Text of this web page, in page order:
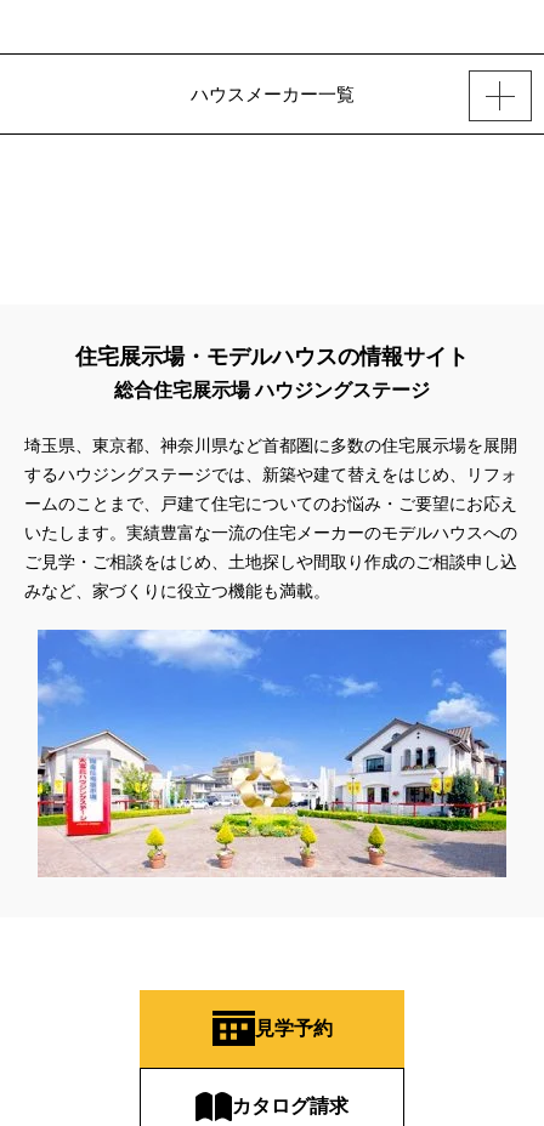
ハウスメーカー一覧
住宅展示場・モデルハウスの情報サイト
総合住宅展示場 ハウジングステージ
埼玉県、東京都、神奈川県など首都圏に多数の住宅展示場を展開
するハウジングステージでは、新築や建て替えをはじめ、リフォ
ームのことまで、戸建て住宅についてのお悩み・ご要望にお応え
いたします。実績豊富な一流の住宅メーカーのモデルハウスへの
ご見学・ご相談をはじめ、土地探しや間取り作成のご相談申し込
みなど、家づくりに役立つ機能も満載。
見学予約
カタログ請求